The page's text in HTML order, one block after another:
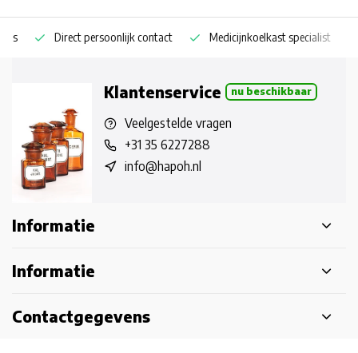
Direct persoonlijk contact Medicijnkoelkast specialist
Klantenservice nu beschikbaar
Veelgestelde vragen
+31 35 6227288
info@hapoh.nl
Informatie
Informatie
Contactgegevens